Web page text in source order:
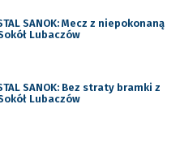
SANOK: Mecz z niepokonaną
Lubaczów
SANOK: Bez straty bramki z
Lubaczów